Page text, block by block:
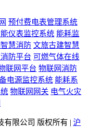
预付费电表管理系统
仪表监控系统 能耗监
慧消防 文旅古建智慧
防平台 可燃气体在线
联网平台 物联网消防
电源监控系统 能耗系
物联网网关 电气火灾
有限公司 版权所有 | 沪